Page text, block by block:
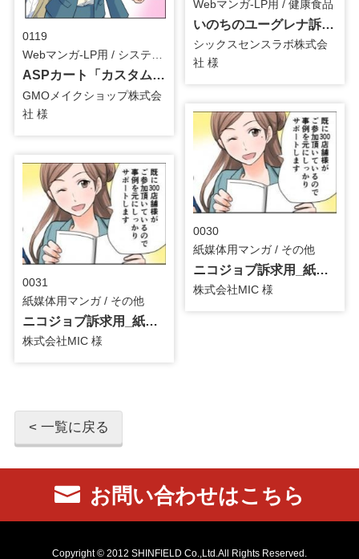
0119
Webマンガ-LP用 / システム・ツール
ASPカート「カスタムMake Shop」訴求用_マンガLP
GMOメイクショップ株式会
社 様
Webマンガ-LP用 / 健康食品
いのちのユーグレナ訴求用_マンガLP
シックスセンスラボ株式会
社 様
0030
紙媒体用マンガ / その他
ニコジョブ訴求用_紙媒体用マンガ
株式会社MIC 様
0031
紙媒体用マンガ / その他
ニコジョブ訴求用_紙媒体用マンガ
株式会社MIC 様
< 一覧に戻る
お問い合わせはこちら
Copyright © 2012 SHINFIELD Co.,Ltd.All Rights Reserved.